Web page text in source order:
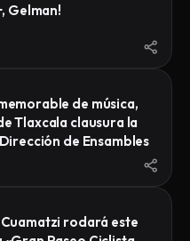
Gelman!
de música,
Tlaxcala clausura la
de Ensambles
rodará este